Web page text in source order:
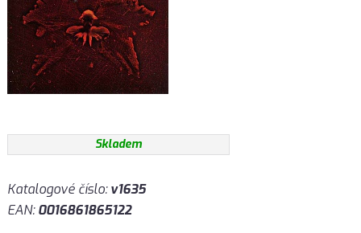
Skladem
Katalogové číslo:v1635
EAN:0016861865122